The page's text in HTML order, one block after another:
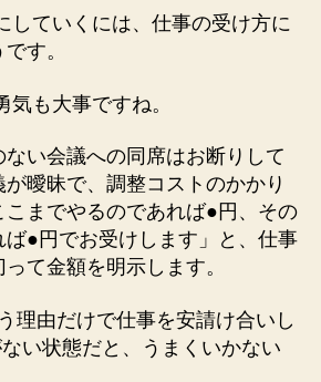
していくには、仕事の受け方に
す。
気も大事ですね。
い会議への同席はお断りして
曖昧で、調整コストのかかり
こまでやるのであれば●円、その
ば●円でお受けします」と、仕事
て金額を明示します。
理由だけで仕事を安請け合いし
い状態だと、うまくいかない